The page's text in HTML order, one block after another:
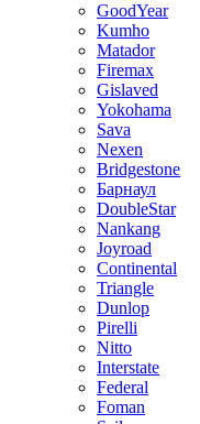
GoodYear
Kumho
Matador
Firemax
Gislaved
Yokohama
Sava
Nexen
Bridgestone
Барнаул
DoubleStar
Nankang
Joyroad
Continental
Triangle
Dunlop
Pirelli
Nitto
Interstate
Federal
Foman